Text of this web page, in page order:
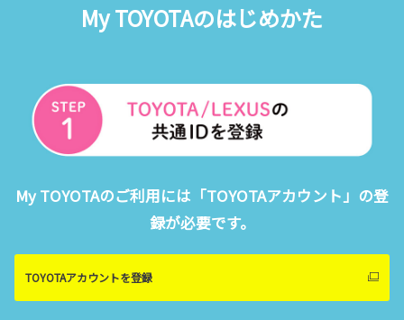
My TOYOTAのはじめかた
My TOYOTAのご利用には「TOYOTAアカウント」の登
録が必要です。
TOYOTAアカウントを登録